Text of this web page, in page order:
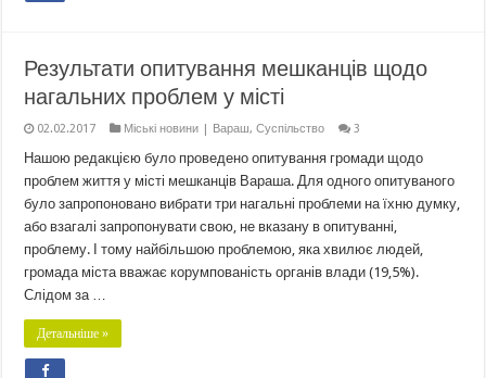
Результати опитування мешканців щодо
нагальних проблем у місті
02.02.2017 Міські новини | Вараш,Суспільство 3
Нашою редакцією було проведено опитування громади щодо
проблем життя у місті мешканців Вараша. Для одного опитуваного
було запропоновано вибрати три нагальні проблеми на їхню думку,
або взагалі запропонувати свою, не вказану в опитуванні,
проблему. І тому найбільшою проблемою, яка хвилює людей,
громада міста вважає корумпованість органів влади (19,5%).
Слідом за …
Детальніше »